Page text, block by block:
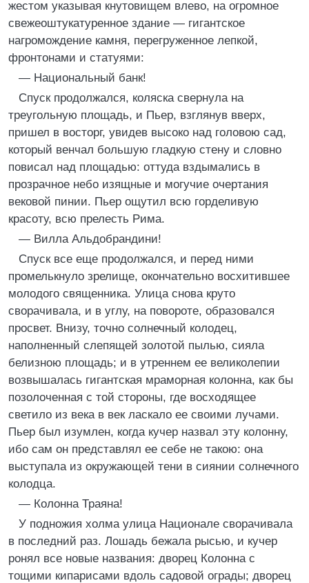
жестом указывая кнутовищем влево, на огромное
свежеоштукатуренное здание — гигантское
нагромождение камня, перегруженное лепкой,
фронтонами и статуями:
— Национальный банк!
Спуск продолжался, коляска свернула на
треугольную площадь, и Пьер, взглянув вверх,
пришел в восторг, увидев высоко над головою сад,
который венчал большую гладкую стену и словно
повисал над площадью: оттуда вздымались в
прозрачное небо изящные и могучие очертания
вековой пинии. Пьер ощутил всю горделивую
красоту, всю прелесть Рима.
— Вилла Альдобрандини!
Спуск все еще продолжался, и перед ними
промелькнуло зрелище, окончательно восхитившее
молодого священника. Улица снова круто
сворачивала, и в углу, на повороте, образовался
просвет. Внизу, точно солнечный колодец,
наполненный слепящей золотой пылью, сияла
белизною площадь; и в утреннем ее великолепии
возвышалась гигантская мраморная колонна, как бы
позолоченная с той стороны, где восходящее
светило из века в век ласкало ее своими лучами.
Пьер был изумлен, когда кучер назвал эту колонну,
ибо сам он представлял ее себе не такою: она
выступала из окружающей тени в сиянии солнечного
колодца.
— Колонна Траяна!
У подножия холма улица Национале сворачивала
в последний раз. Лошадь бежала рысью, и кучер
ронял все новые названия: дворец Колонна с
тощими кипарисами вдоль садовой ограды; дворец